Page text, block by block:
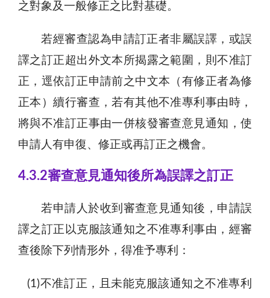
之對象及一般修正之比對基礎。
若經審查認為申請訂正者非屬誤譯，或誤
譯之訂正超出外文本所揭露之範圍，則不准訂
正，逕依訂正申請前之中文本（有修正者為修
正本）續行審查，若有其他不准專利事由時，
將與不准訂正事由一併核發審查意見通知，使
申請人有申復、修正或再訂正之機會。
4.3.2審查意見通知後所為誤譯之訂正
若申請人於收到審查意見通知後，申請誤
譯之訂正以克服該通知之不准專利事由，經審
查後除下列情形外，得准予專利：
(1)不准訂正，且未能克服該通知之不准專利